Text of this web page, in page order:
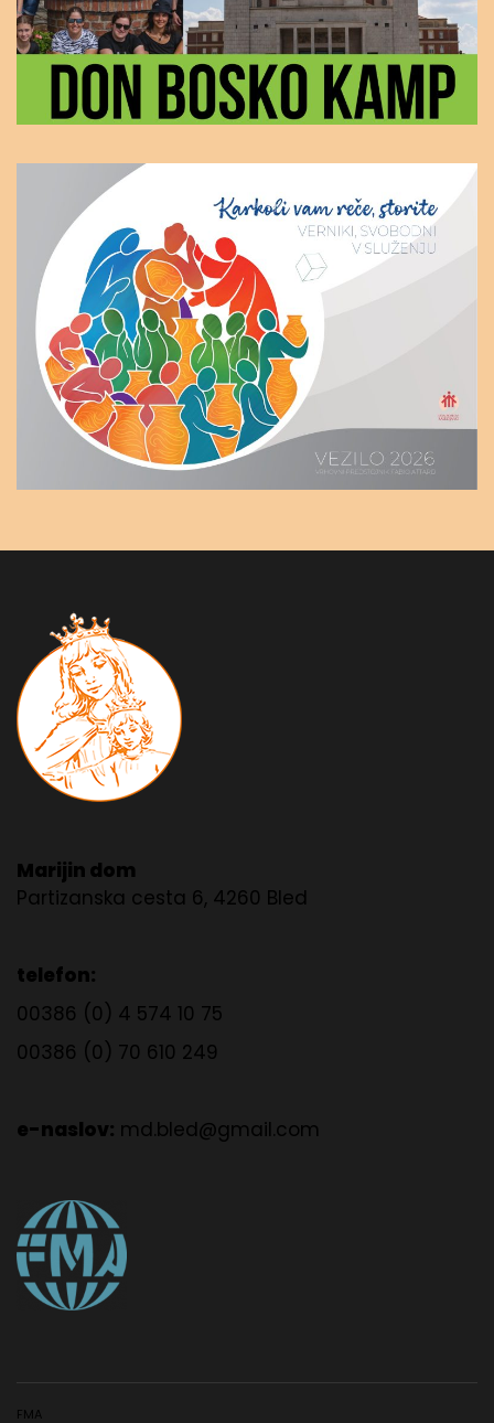
Marijin dom
Partizanska cesta 6, 4260 Bled
telefon:
00386 (0) 4 574 10 75
00386 (0) 70 610 249
e-naslov: md.bled@gmail.com
FMA